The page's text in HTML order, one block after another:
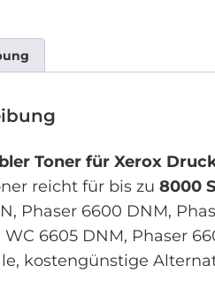
Toner für Xerox
reicht für bis zu 8000
Phaser 6600 DNM,
WC 6605 DNM, Phaser
kostengünstige